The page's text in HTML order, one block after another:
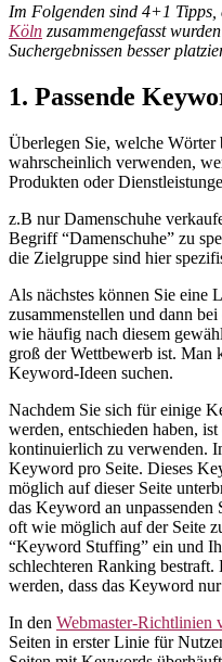
Im Folgenden sind 4+1
Köln zusammengefasst
Suchergebnissen besser
1. Passende
Überlegen Sie, welche Wörter
wahrscheinlich verwenden,
Produkten oder
z.B nur Damenschuhe
Begriff “Damenschuhe” zu
die Zielgruppe sind hier
Als nächstes können Sie eine
zusammenstellen und dann bei
wie häufig nach diesem
groß der Wettbewerb ist. Man
Keyword-Ideen suchen.
Nachdem Sie sich für einige
werden, entschieden haben,
kontinuierlich zu verwenden.
Keyword pro Seite. Dieses
möglich auf dieser Seite
das Keyword an unpassenden
oft wie möglich auf der Seite
“Keyword Stuffing” ein und
schlechteren Ranking
werden, dass das Keyword
In den Webmaster-Richtlinien
Seiten in erster Linie für